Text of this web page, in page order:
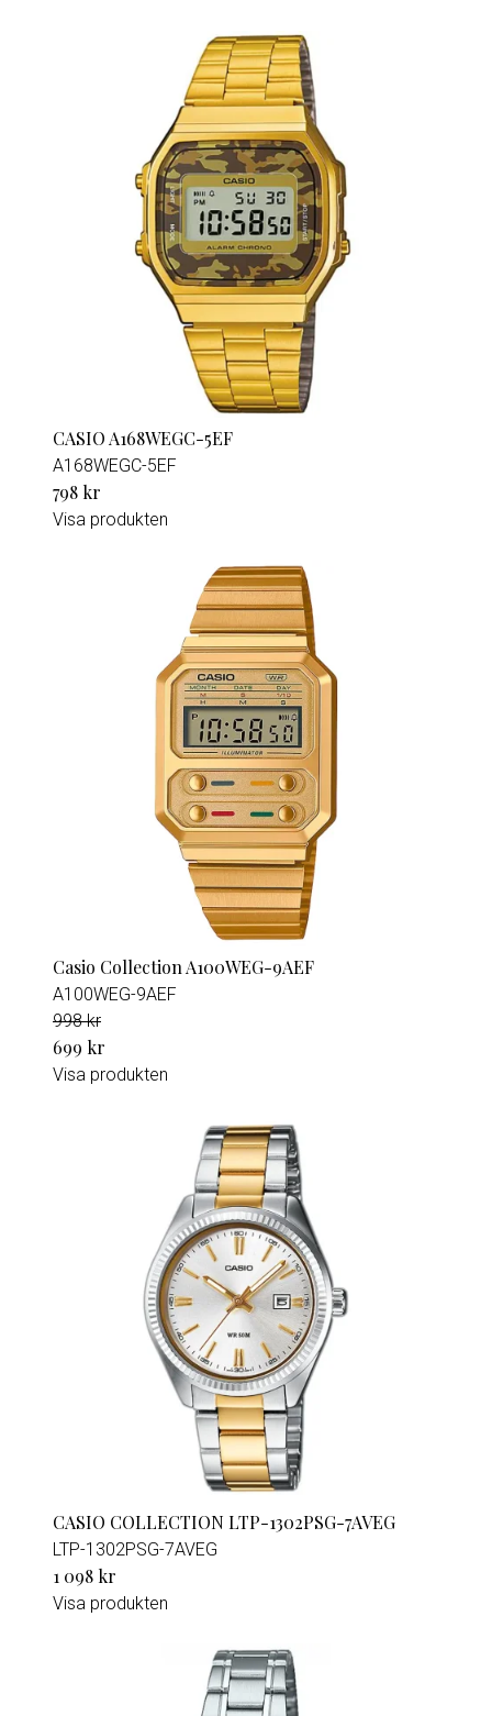
CASIO A168WEGC-5EF
A168WEGC-5EF
798 kr
Visa produkten
Casio Collection A100WEG-9AEF
A100WEG-9AEF
998 kr
699 kr
Visa produkten
CASIO COLLECTION LTP-1302PSG-7AVEG
LTP-1302PSG-7AVEG
1 098 kr
Visa produkten